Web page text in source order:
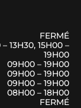
FERMÉ
13H30, 15H00 –
19H00
09H00 – 19H00
09H00 – 19H00
09H00 – 19H00
08H00 – 18H00
FERMÉ